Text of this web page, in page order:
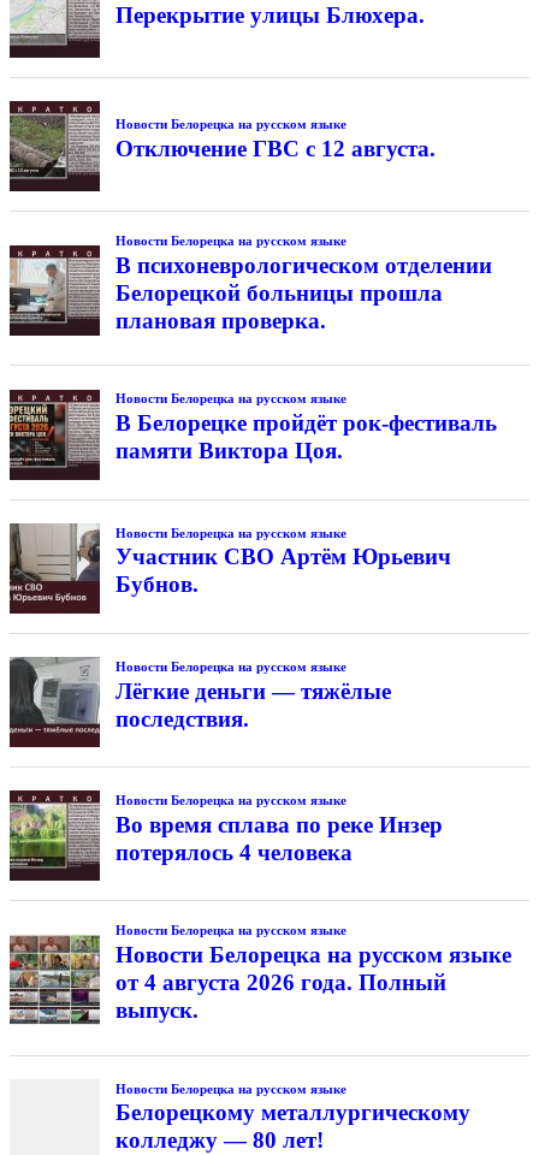
Перекрытие улицы Блюхера.
Новости Белорецка на русском языке
Отключение ГВС с 12 августа.
Новости Белорецка на русском языке
В психоневрологическом отделении
Белорецкой больницы прошла
плановая проверка.
Новости Белорецка на русском языке
В Белорецке пройдёт рок-фестиваль
памяти Виктора Цоя.
Новости Белорецка на русском языке
Участник СВО Артём Юрьевич
Бубнов.
Новости Белорецка на русском языке
Лёгкие деньги — тяжёлые
последствия.
Новости Белорецка на русском языке
Во время сплава по реке Инзер
потерялось 4 человека
Новости Белорецка на русском языке
Новости Белорецка на русском языке
от 4 августа 2026 года. Полный
выпуск.
Новости Белорецка на русском языке
Белорецкому металлургическому
колледжу — 80 лет!